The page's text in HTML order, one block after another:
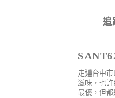
追
走遍台中
滋味，也
最優，但都